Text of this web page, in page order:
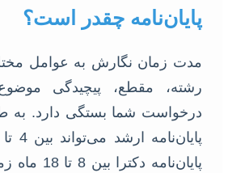
پایان‌نامه چقدر است؟
مدت زمان نگارش به عوامل
رشته، مقطع، پیچیدگی
درخواست شما بستگی دارد. به
پایان‌نامه